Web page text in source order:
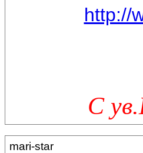
http://
С
mari-star